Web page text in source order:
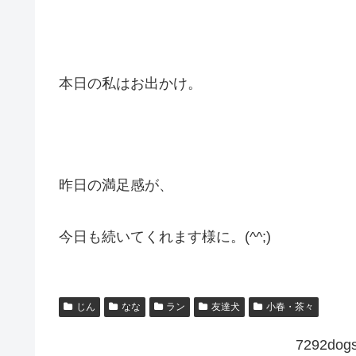
本日の私はお出かけ。
昨日の満足感が、
今日も続いてくれます様に。(^^;)
じん なな ラン 友達犬 小春・茶々